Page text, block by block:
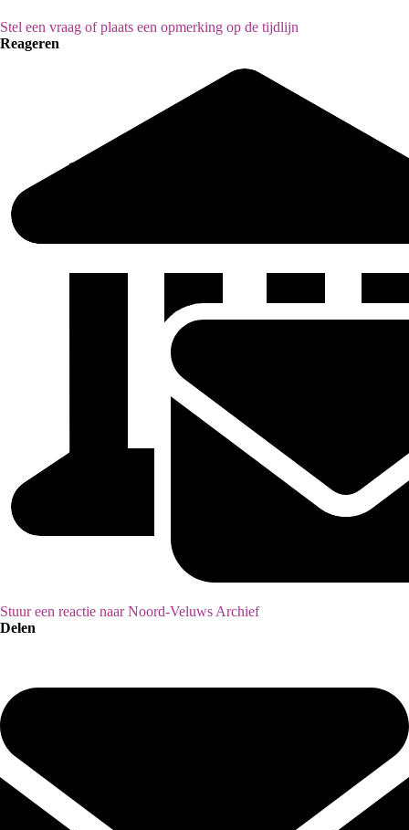
Stel een vraag of plaats een opmerking op de tijdlijn
Reageren
Stuur een reactie naar Noord-Veluws Archief
Delen